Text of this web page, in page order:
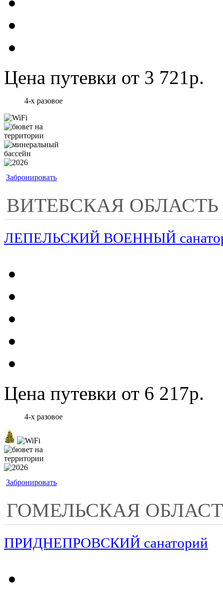
Цена путевки от 3 721р.
4-х разовое
Забронировать
ВИТЕБСКАЯ ОБЛАСТЬ
ЛЕПЕЛЬСКИЙ ВОЕННЫЙ
Цена путевки от 6 217р.
4-х разовое
Забронировать
ГОМЕЛЬСКАЯ
ПРИДНЕПРОВСКИЙ санаторий